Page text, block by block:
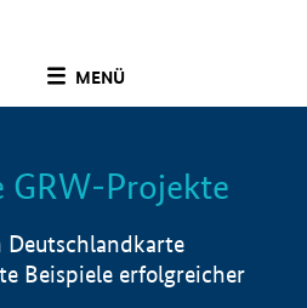
MENÜ
Info
GRW-Projekte
Beispiele erfolgreicher